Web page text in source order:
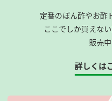
定番のぽん酢やお酢
ここでしか買えな
販売中
詳しくは